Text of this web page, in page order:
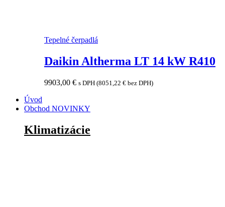
Tepelné čerpadlá
Daikin Altherma LT 14 kW R410
9903,00 € s DPH (8051,22 € bez DPH)
Úvod
Obchod NOVINKY
Klimatizácie